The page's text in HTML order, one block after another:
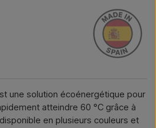
une solution écoénergétique pour
atteindre 60 °C grâce à
en plusieurs couleurs et